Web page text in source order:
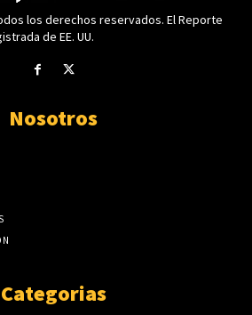
los derechos reservados. El Reporte
de EE. UU.
Nosotros
Categorias